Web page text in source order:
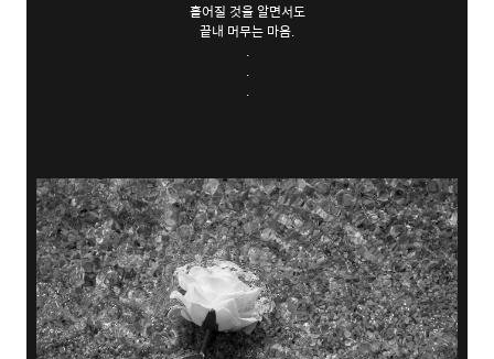
흩어질 것을 알면서도
끝내 머무는 마음.
.
.
.